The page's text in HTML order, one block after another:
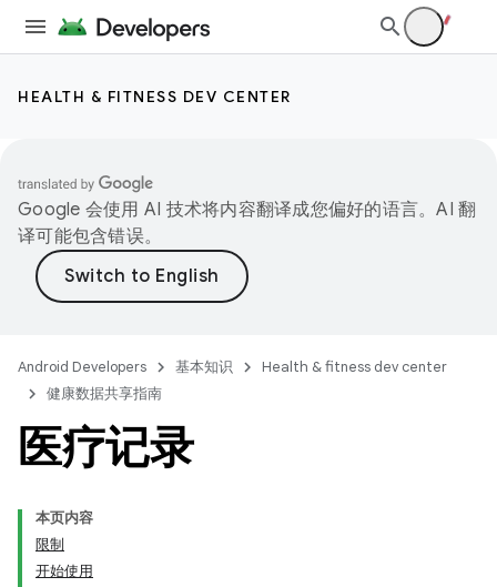
HEALTH & FITNESS DEV CENTER
Google 会使用 AI 技术将内容翻译成您偏好的语言。AI 翻
译可能包含错误。
Android Developers 基本知识
Health & fitness dev center
健康数据共享指南
医疗记录
本页内容
限制
开始使用